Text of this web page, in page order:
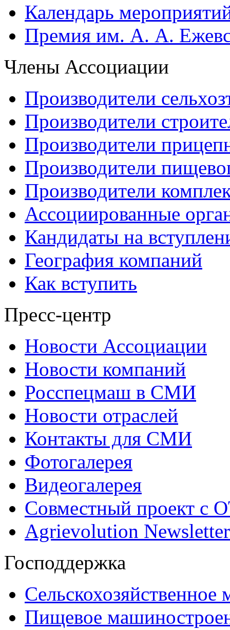
Календарь
Премия им. А. А.
Члены Ассоциации
Производители
Производители
Производители
Производители
Производители
Ассоциированные
Кандидаты на
География компаний
Как вступить
Пресс-центр
Новости Ассоциации
Новости компаний
Росспецмаш в СМИ
Новости отраслей
Контакты для СМИ
Фотогалерея
Видеогалерея
Совместный проект с
Agrievolution Newsletter
Господдержка
Пищевое